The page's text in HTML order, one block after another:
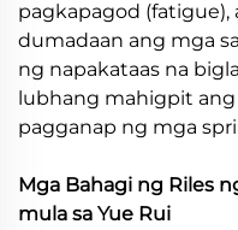
pagkapagod (fatigue),
dumadaan ang mga
ng napakataas na
lubhang mahigpit
pagganap ng mga
Mga Bahagi ng Riles
mula sa Yue Rui